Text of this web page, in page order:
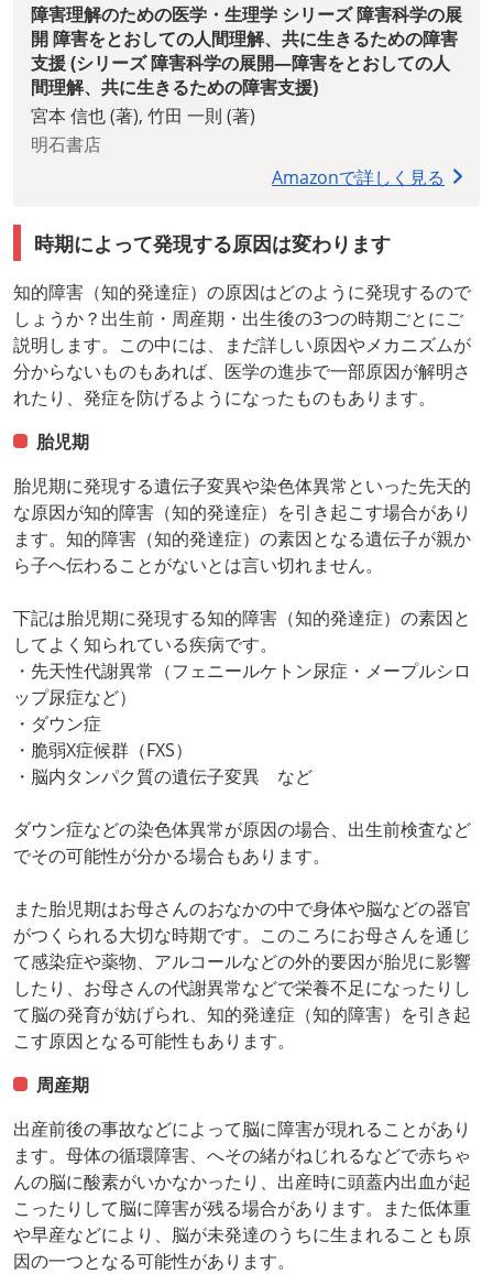
障害理解のための医学・生理学 シリーズ 障害科学の展
開 障害をとおしての人間理解、共に生きるための障害
支援 (シリーズ 障害科学の展開―障害をとおしての人
間理解、共に生きるための障害支援)
宮本 信也 (著), 竹田 一則 (著)
明石書店
Amazonで詳しく見る
時期によって発現する原因は変わります
知的障害（知的発達症）の原因はどのように発現するので
しょうか？出生前・周産期・出生後の3つの時期ごとにご
説明します。この中には、まだ詳しい原因やメカニズムが
分からないものもあれば、医学の進歩で一部原因が解明さ
れたり、発症を防げるようになったものもあります。
胎児期
胎児期に発現する遺伝子変異や染色体異常といった先天的
な原因が知的障害（知的発達症）を引き起こす場合があり
ます。知的障害（知的発達症）の素因となる遺伝子が親か
ら子へ伝わることがないとは言い切れません。
下記は胎児期に発現する知的障害（知的発達症）の素因と
してよく知られている疾病です。
・先天性代謝異常（フェニールケトン尿症・メープルシロ
ップ尿症など）
・ダウン症
・脆弱X症候群（FXS）
・脳内タンパク質の遺伝子変異 など
ダウン症などの染色体異常が原因の場合、出生前検査など
でその可能性が分かる場合もあります。
また胎児期はお母さんのおなかの中で身体や脳などの器官
がつくられる大切な時期です。このころにお母さんを通じ
て感染症や薬物、アルコールなどの外的要因が胎児に影響
したり、お母さんの代謝異常などで栄養不足になったりし
て脳の発育が妨げられ、知的発達症（知的障害）を引き起
こす原因となる可能性もあります。
周産期
出産前後の事故などによって脳に障害が現れることがあり
ます。母体の循環障害、へその緒がねじれるなどで赤ちゃ
んの脳に酸素がいかなかったり、出産時に頭蓋内出血が起
こったりして脳に障害が残る場合があります。また低体重
や早産などにより、脳が未発達のうちに生まれることも原
因の一つとなる可能性があります。